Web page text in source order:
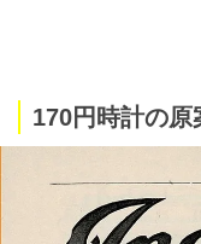
170円時計の原